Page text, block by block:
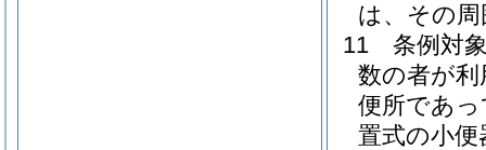
は、その
11
条例対
数の者が
便所であ
置式の小便